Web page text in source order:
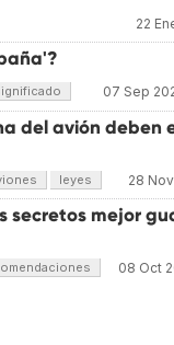
22
07 Sep
del avión
28 Nov
leyes
secretos mejor
08 Oct